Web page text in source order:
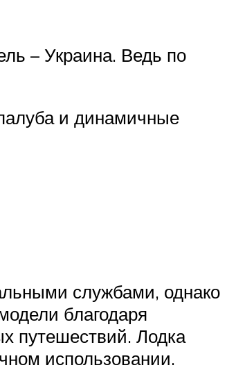
– Украина. Ведь по
и динамичные
службами, однако
благодаря
путешествий. Лодка
использовании.